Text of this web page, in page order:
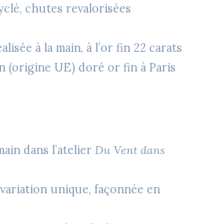
chutes revalorisées
à la main, à l’or fin 22 carats
(origine UE) doré or fin à Paris
dans l’atelier Du Vent dans
unique, façonnée en